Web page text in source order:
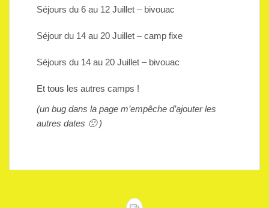
Séjours du 6 au 12 Juillet – bivouac
Séjour du 14 au 20 Juillet – camp fixe
Séjours du 14 au 20 Juillet – bivouac
Et tous les autres camps !
(un bug dans la page m’empêche d’ajouter les
autres dates 🙁 )